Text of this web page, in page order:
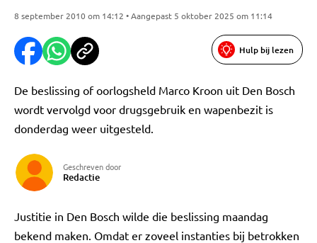
8 september 2010 om 14:12 • Aangepast 5 oktober 2025 om 11:14
Hulp bij lezen
De beslissing of oorlogsheld Marco Kroon uit Den Bosch
wordt vervolgd voor drugsgebruik en wapenbezit is
donderdag weer uitgesteld.
Geschreven door
Redactie
Justitie in Den Bosch wilde die beslissing maandag
bekend maken. Omdat er zoveel instanties bij betrokken